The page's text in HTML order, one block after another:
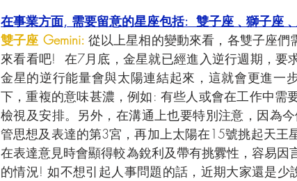
在事業方面, 需要留意的星座包括:  雙子座﹑獅子座
雙子座 Gemini: 從以上星相的變動來看，各雙子座
來看看吧!  在7月底，金星就已經進入逆行週期，要
金星的逆行能量會與太陽連結起來，這就會更進一
下，重複的意味甚濃，例如: 有些人或會在工作中需
檢視及安排。另外，在溝通上也要特別注意，因為
管思想及表達的第3宮，再加上太陽在15號挑起天王
在表達意見時會顯得較為銳利及帶有挑釁性，容易
的情況! 如不想引起人事問題的話，近期大家還是